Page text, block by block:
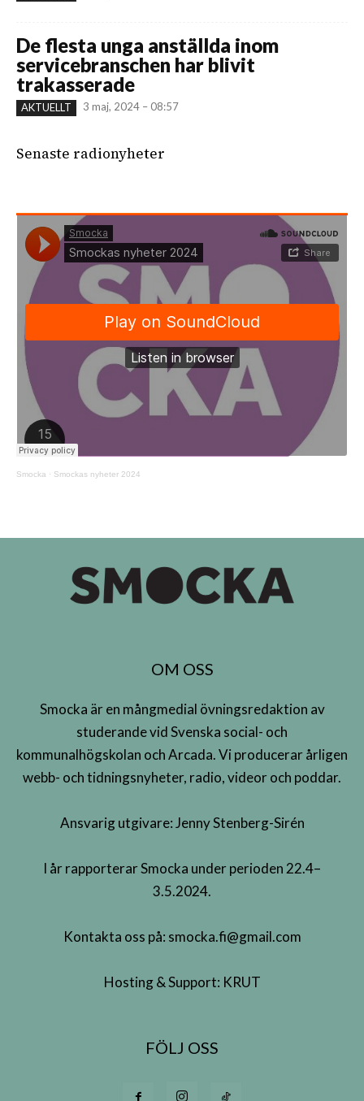
De flesta unga anställda inom
servicebranschen har blivit
trakasserade
AKTUELLT 3 maj, 2024 – 08:57
Senaste radionyheter
Smocka · Smockas nyheter 2024
OM OSS
Smocka är en mångmedial övningsredaktion av
studerande vid Svenska social- och
kommunalhögskolan och Arcada. Vi producerar årligen
webb- och tidningsnyheter, radio, videor och poddar.
Ansvarig utgivare: Jenny Stenberg-Sirén
I år rapporterar Smocka under perioden 22.4–
3.5.2024.
Kontakta oss på: smocka.fi@gmail.com
Hosting & Support: KRUT
FÖLJ OSS